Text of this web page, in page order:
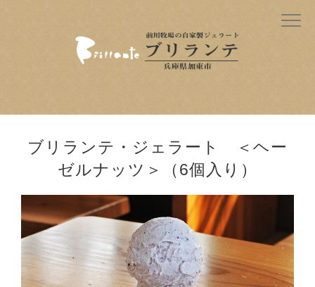
ブリランテ・ジェラート ＜ヘー
ゼルナッツ＞（6個入り）